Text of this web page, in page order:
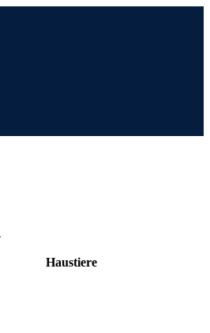
Haustiere